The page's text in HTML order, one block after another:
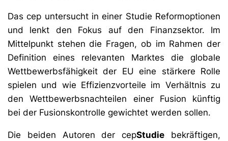
Das cep untersucht in einer Studie Reformoptionen
und lenkt den Fokus auf den Finanzsektor. Im
Mittelpunkt stehen die Fragen, ob im Rahmen der
Definition eines relevanten Marktes die globale
Wettbewerbsfähigkeit der EU eine stärkere Rolle
spielen und wie Effizienzvorteile im Verhältnis zu
den Wettbewerbsnachteilen einer Fusion künftig
bei der Fusionskontrolle gewichtet werden sollen.
Die beiden Autoren der cepStudie bekräftigen,